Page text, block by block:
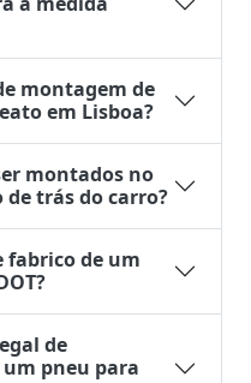
montagem de
em Lisboa?
montados no
trás do carro?
fabrico de um
de
pneu para